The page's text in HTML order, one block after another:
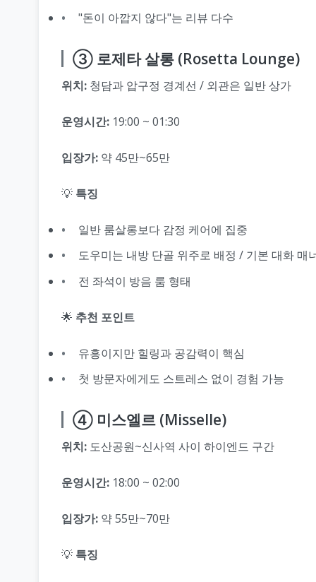
"돈이 아깝지 않다"는 리뷰 다수
③ 로제타 살롱 (Rosetta Lounge)
위치: 청담과 압구정 경계선 / 외관은 일반 상가
운영시간: 19:00 ~ 01:30
입장가: 약 45만~65만
💡 특징
일반 룸살롱보다 감정 케어에 집중
도우미는 내방 단골 위주로 배정 / 기본 대화 매
전 좌석이 방음 룸 형태
🌟 추천 포인트
유흥이지만 힐링과 공감력이 핵심
첫 방문자에게도 스트레스 없이 경험 가능
④ 미스엘르 (Misselle)
위치: 도산공원~신사역 사이 하이엔드 구간
운영시간: 18:00 ~ 02:00
입장가: 약 55만~70만
💡 특징